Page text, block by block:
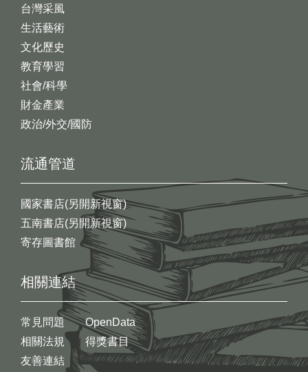
台灣采風
生活藝術
文化歷史
教育學習
社會/科學
財金產業
政治/外交/國防
流通管道
國家書店(另開新視窗)
五南書店(另開新視窗)
寄存圖書館
相關連結
常見問題
相關法規
友善連結
OpenData
得獎書目